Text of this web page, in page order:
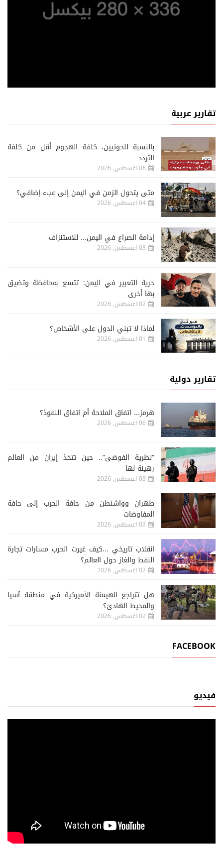
تقارير عربية
‏بالنسبة للحوثيين، كلفة الهجوم أقل من كلفة
التردد
06 اغسطس, 2026
متى يتحول الزمن في اليمن إلى عبء إضافي؟
04 اغسطس, 2026
إدامة الصراع في اليمن... للاستنزاف
03 اغسطس, 2026
حرية التعبير في اليمن: تتسع بمحافظة وتضيق
بها أخرى
02 اغسطس, 2026
لماذا لا تبني الدول على الأشخاص؟
01 اغسطس, 2026
تقارير دولية
هرمز... اتفاق الملاحة أم اتفاق النفوذ؟
06 اغسطس, 2026
“نظرية الفوضى”.. حين تتخذ إيران من العالم
رهينة لها
03 اغسطس, 2026
طهران وواشنطن من حافة الحرب إلى حافة
المفاوضات
03 اغسطس, 2026
انقلاب تاريخي ...كيف غيرت الحرب مسارات تجارة
النفط والغاز حول العالم؟
02 اغسطس, 2026
هل تتراجع الهيمنة الأميركية في منطقة آسيا
والمحيط الهادئ؟
02 اغسطس, 2026
FACEBOOK
فيديو